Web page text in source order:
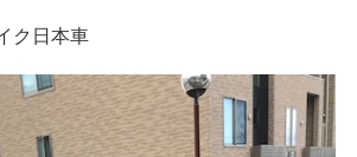
ク日本車